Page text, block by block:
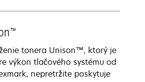
tonera Unison™, ktorý je
výkon tlačového systému od
nepretržite poskytuje